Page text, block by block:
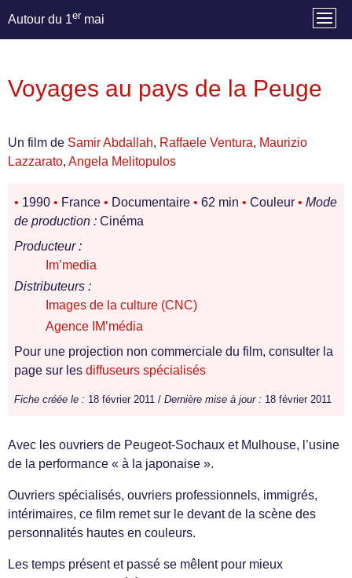
Autour du 1er mai
Voyages au pays de la Peuge
Un film de Samir Abdallah, Raffaele Ventura, Maurizio
Lazzarato, Angela Melitopulos
• 1990 • France • Documentaire • 62 min • Couleur • Mode
de production : Cinéma
Producteur :
Im’media
Distributeurs :
Images de la culture (CNC)
Agence IM’média
Pour une projection non commerciale du film, consulter la
page sur les diffuseurs spécialisés
Fiche créée le : 18 février 2011 / Dernière mise à jour : 18 février 2011
Avec les ouvriers de Peugeot-Sochaux et Mulhouse, l’usine
de la performance « à la japonaise ».
Ouvriers spécialisés, ouvriers professionnels, immigrés,
intérimaires, ce film remet sur le devant de la scène des
personnalités hautes en couleurs.
Les temps présent et passé se mêlent pour mieux